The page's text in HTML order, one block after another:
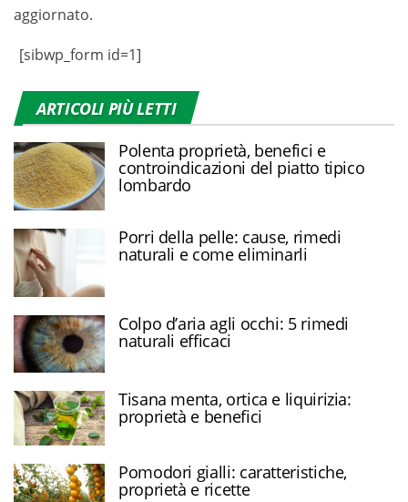
aggiornato.
[sibwp_form id=1]
ARTICOLI PIÙ LETTI
Polenta proprietà, benefici e
controindicazioni del piatto tipico
lombardo
Porri della pelle: cause, rimedi
naturali e come eliminarli
Colpo d’aria agli occhi: 5 rimedi
naturali efficaci
Tisana menta, ortica e liquirizia:
proprietà e benefici
Pomodori gialli: caratteristiche,
proprietà e ricette